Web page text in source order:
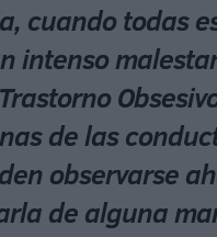
cuando todas
intenso
de las
observarse
de alguna